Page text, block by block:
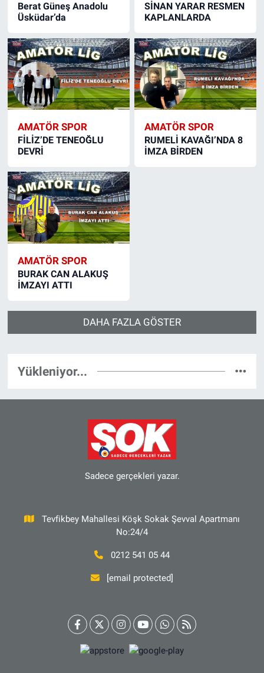
Berat Güneş Anadolu
Üsküdar’da
SİNAN YARAR RESMEN
KAPLANLARDA
AMATÖR SPOR
FİLİZ’DE TENEOĞLU
DEVRİ
AMATÖR SPOR
RUMELİ KAVAĞI’NDA 8
İMZA BİRDEN
AMATÖR SPOR
BURAK CAN ALAKUŞ
İMZAYI ATTI
DAHA FAZLA GÖSTER
Yükleniyor...
Sadece gerçekleri yazar.
Tevfikbey Mahallesi Köşk Sokak Şevval Apartmanı
No:24/4
0212 541 05 44
[email protected]